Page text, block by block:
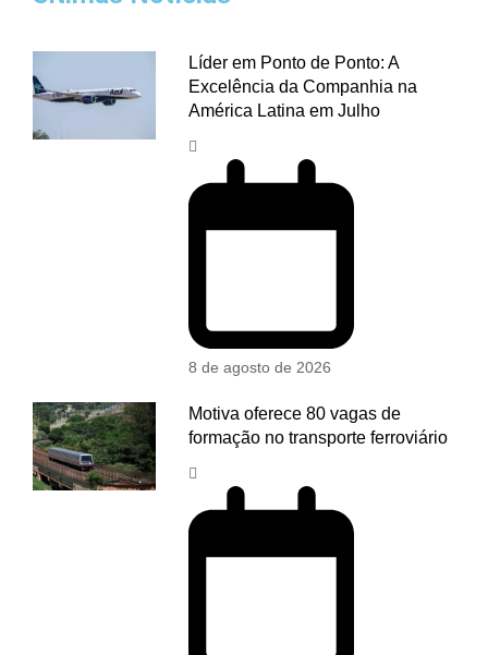
Líder em Ponto de Ponto: A
Excelência da Companhia na
América Latina em Julho
8 de agosto de 2026
Motiva oferece 80 vagas de
formação no transporte ferroviário